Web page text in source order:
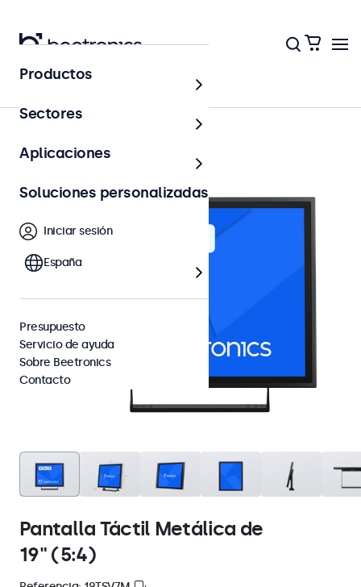
Pantalla Táctil Metálica de
19" (5:4)
Productos
Sectores
Aplicaciones
Soluciones personalizadas
Iniciar sesión
España
Presupuesto
Servicio de ayuda
Sobre Beetronics
Contacto